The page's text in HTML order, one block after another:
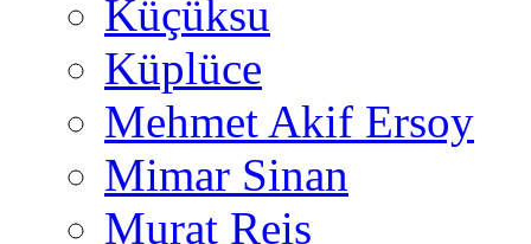
Küçüksu
Küplüce
Mehmet Akif Ersoy
Mimar Sinan
Murat Reis